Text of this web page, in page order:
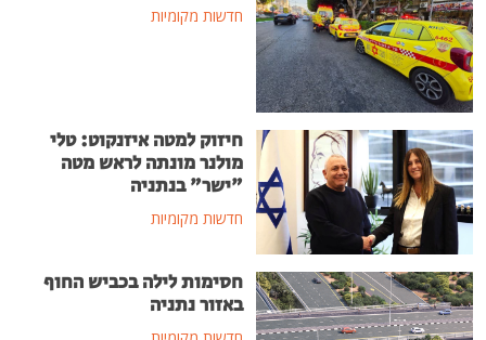
חדשות מקומיות
חיזוק למטה איזנקוט: טלי
מולנר מונתה לראש מטה
"ישר" בנתניה
חדשות מקומיות
חסימות לילה בכביש החוף
באזור נתניה